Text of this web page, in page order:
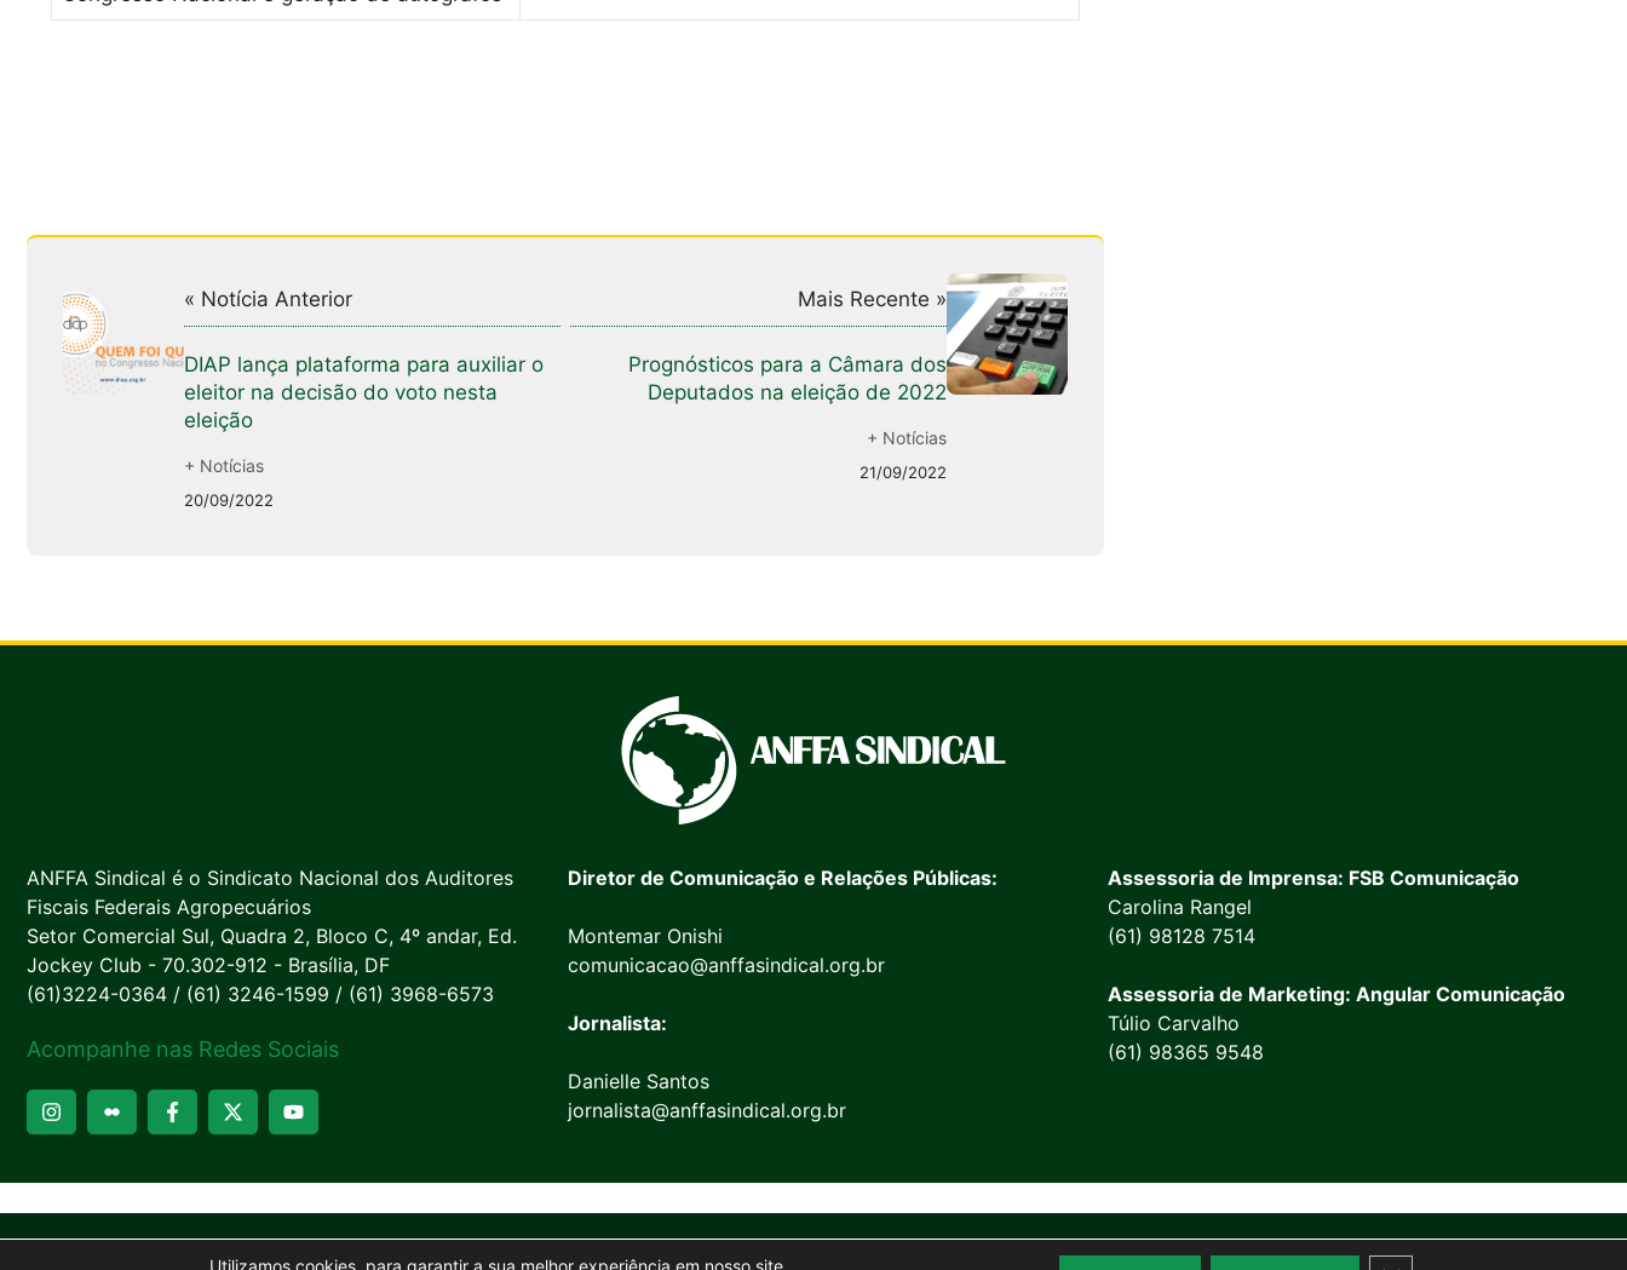
« Notícia Anterior
DIAP lança plataforma para auxiliar o
eleitor na decisão do voto nesta
eleição
+ Notícias
20/09/2022
Mais Recente »
Prognósticos para a Câmara dos
Deputados na eleição de 2022
+ Notícias
21/09/2022
ANFFA Sindical é o Sindicato Nacional dos Auditores
Fiscais Federais Agropecuários
Setor Comercial Sul, Quadra 2, Bloco C, 4º andar, Ed.
Jockey Club - 70.302-912 - Brasília, DF
(61)3224-0364 / (61) 3246-1599 / (61) 3968-6573
Acompanhe nas Redes Sociais
Diretor de Comunicação e Relações Públicas:
Montemar Onishi
comunicacao@anffasindical.org.br
Jornalista:
Danielle Santos
jornalista@anffasindical.org.br
Assessoria de Imprensa: FSB Comunicação
Carolina Rangel
(61) 98128 7514
Assessoria de Marketing: Angular Comunicação
Túlio Carvalho
(61) 98365 9548
Utilizamos cookies, para garantir a sua melhor experiência em nosso site.